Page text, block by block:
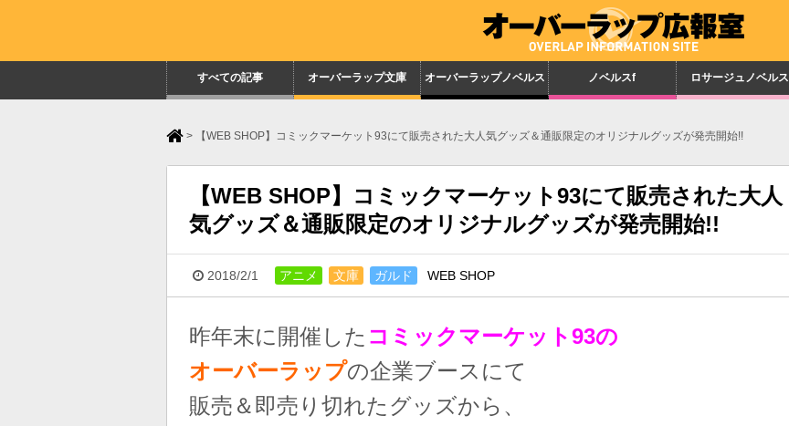
すべての記事 オーバーラップ文庫 オーバーラップノベルス ノベルスf ロサージュノベルス
> 【WEB SHOP】コミックマーケット93にて販売された大人気グッズ＆通販限定のオリジナルグッズが発売開始!!
【WEB SHOP】コミックマーケット93にて販売された大人
気グッズ＆通販限定のオリジナルグッズが発売開始!!
2018/2/1 アニメ 文庫 ガルド WEB SHOP
昨年末に開催した コミックマーケット93の
オーバーラップの企業ブースにて
販売＆即売り切れたグッズから、